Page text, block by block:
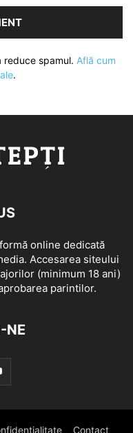
reduce spamul. Află cum
.
online dedicată
Accesarea siteului
(minimum 18 ani)
parintilor.
NE
Contact